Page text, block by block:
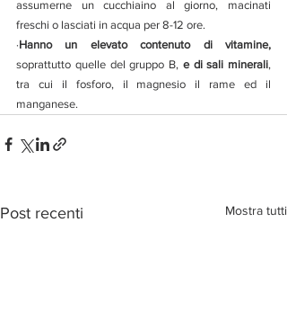
assumerne un cucchiaino al giorno, macinati
freschi o lasciati in acqua per 8-12 ore.
·
soprattutto quelle del gruppo B, e di sali minerali,
tra cui il fosforo, il magnesio il rame ed il
manganese.
Post recenti Mostra tutti